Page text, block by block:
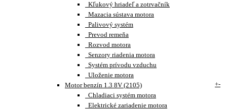
Kľukový hriadeľ a zotrvačník
Mazacia sústava motora
Palivový systém
Prevod remeňa
Rozvod motora
Senzory riadenia motora
Systém prívodu vzduchu
Uloženie motora
Motor benzín 1.3 8V (2105)
+-
Chladiaci systém motora
Elektrické zariadenie motora